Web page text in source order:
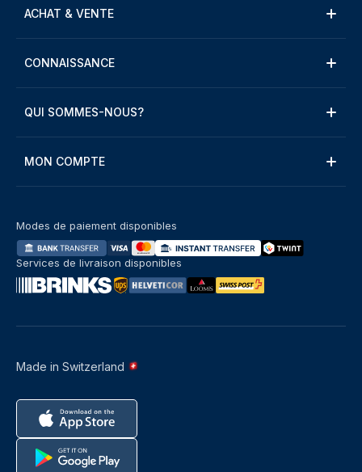
ACHAT & VENTE
CONNAISSANCE
QUI SOMMES-NOUS?
MON COMPTE
Made in Switzerland
Modes de paiement disponibles
Services de livraison disponibles